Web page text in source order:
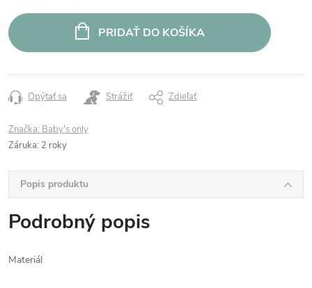
cena:
PRIDAŤ DO KOŠÍKA
Opýtať sa Strážiť Zdieľať
Značka: Baby's only
Záruka: 2 roky
Popis produktu
Podrobný popis
Materiál